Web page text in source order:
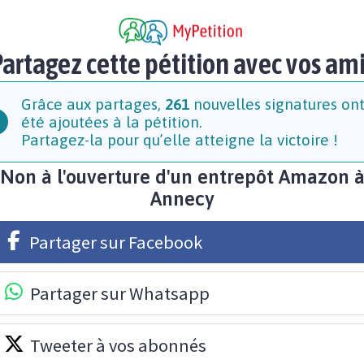
cette pétition avec vos
Grâce aux partages, 261nouvelles signatures ont
été ajoutées à la pétition.
Partagez-la pour qu’elle atteigne la victoire !
Non à l'ouverture d'un entrepôt Amazon à
Annecy
Partager sur Facebook
Partager sur Whatsapp
Tweeter à vos abonnés